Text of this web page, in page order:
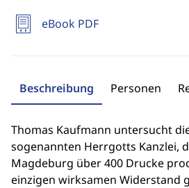
eBook PDF
Beschreibung Personen
Thomas Kaufmann untersucht
sogenannten Herrgotts Kanzlei,
Magdeburg über 400 Drucke
einzigen wirksamen Widerstand